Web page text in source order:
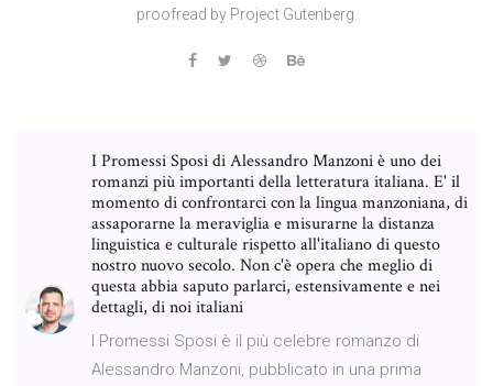
proofread by Project Gutenberg.
I Promessi Sposi di Alessandro Manzoni è uno dei
romanzi più importanti della letteratura italiana. E' il
momento di confrontarci con la lingua manzoniana, di
assaporarne la meraviglia e misurarne la distanza
linguistica e culturale rispetto all'italiano di questo
nostro nuovo secolo. Non c'è opera che meglio di
questa abbia saputo parlarci, estensivamente e nei
dettagli, di noi italiani
I Promessi Sposi è il più celebre romanzo di
Alessandro Manzoni, pubblicato in una prima